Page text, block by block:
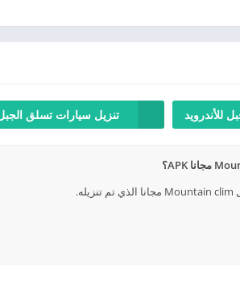
للأندرويد تنزيل سيارات تسلق